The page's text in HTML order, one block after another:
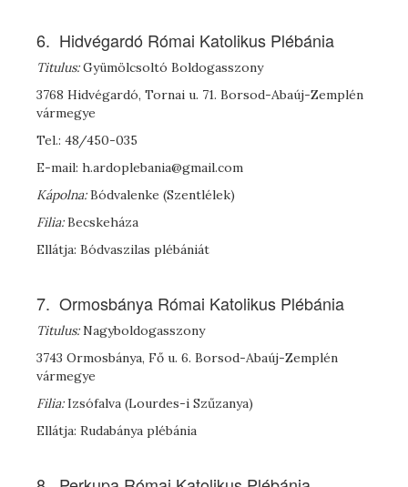
6. Hidvégardó Római Katolikus Plébánia
Titulus:Gyümölcsoltó Boldogasszony
3768 Hidvégardó, Tornai u. 71. Borsod-Abaúj-Zemplén
vármegye
Tel.: 48/450-035
E-mail: h.ardoplebania@gmail.com
Kápolna:Bódvalenke (Szentlélek)
Filia:Becskeháza
Ellátja: Bódvaszilas plébániát
7. Ormosbánya Római Katolikus Plébánia
Titulus: Nagyboldogasszony
3743 Ormosbánya, Fő u. 6. Borsod-Abaúj-Zemplén
vármegye
Filia:Izsófalva (Lourdes-i Szűzanya)
Ellátja: Rudabánya plébánia